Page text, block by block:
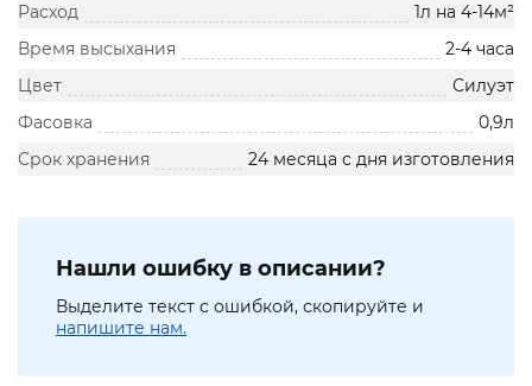
Расход
1л на 4-14м²
Время высыхания
2-4 часа
Цвет
Силуэт
Фасовка
0,9л
Срок хранения
24 месяца с дня изготовления
Нашли ошибку в описании?
Выделите текст с ошибкой, скопируйте и
напишите нам.